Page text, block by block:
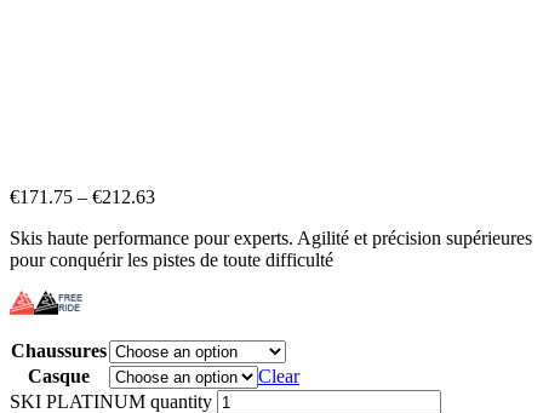
€171.75 – €212.63
Skis haute performance pour experts. Agilité et précision supérieures
pour conquérir les pistes de toute difficulté
Chaussures
Casque
Clear
SKI PLATINUM quantity